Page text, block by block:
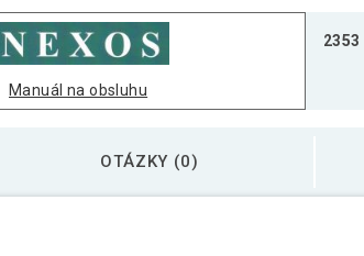
Manuál na obsluhu
2353
OTÁZKY (0)